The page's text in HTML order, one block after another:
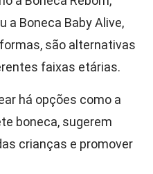
a Boneca Baby Alive,
são alternativas
faixas etárias.
há opções como a
boneca, sugerem
crianças e promover